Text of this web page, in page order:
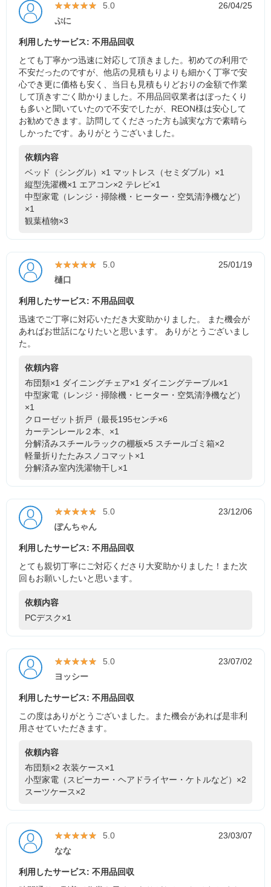
★★★★★
★★★★★ 5.0
26/04/25
ぷに
利用したサービス: 不用品回収
とても丁寧かつ迅速に対応して頂きました。初めての利用で
不安だったのですが、他店の見積もりよりも細かく丁寧で安
心でき更に価格も安く、当日も見積もりどおりの金額で作業
して頂きすごく助かりました。不用品回収業者はぼったくり
も多いと聞いていたので不安でしたが、REON様は安心して
お勧めできます。訪問してくださった方も誠実な方で素晴ら
しかったです。ありがとうございました。
依頼内容
ベッド（シングル）×1 マットレス（セミダブル）×1
縦型洗濯機×1 エアコン×2 テレビ×1
中型家電（レンジ・掃除機・ヒーター・空気清浄機など）
×1
観葉植物×3
★★★★★
★★★★★ 5.0
25/01/19
樋口
利用したサービス: 不用品回収
迅速でご丁寧に対応いただき大変助かりました。 また機会が
あればお世話になりたいと思います。 ありがとうございまし
た。
依頼内容
布団類×1 ダイニングチェア×1 ダイニングテーブル×1
中型家電（レンジ・掃除機・ヒーター・空気清浄機など）
×1
クローゼット折戸（最長195センチ×6
カーテンレール２本、×1
分解済みスチールラックの棚板×5 スチールゴミ箱×2
軽量折りたたみスノコマット×1
分解済み室内洗濯物干し×1
★★★★★
★★★★★ 5.0
23/12/06
ぽんちゃん
利用したサービス: 不用品回収
とても親切丁寧にご対応くださり大変助かりました！また次
回もお願いしたいと思います。
依頼内容
PCデスク×1
★★★★★
★★★★★ 5.0
23/07/02
ヨッシー
利用したサービス: 不用品回収
この度はありがとうございました。また機会があれば是非利
用させていただきます。
依頼内容
布団類×2 衣装ケース×1
小型家電（スピーカー・ヘアドライヤー・ケトルなど）×2
スーツケース×2
★★★★★
★★★★★ 5.0
23/03/07
なな
利用したサービス: 不用品回収